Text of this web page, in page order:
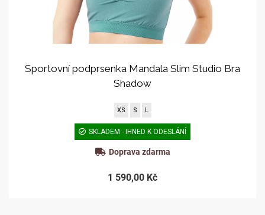
Sportovní podprsenka Mandala Slim Studio Bra
Shadow
XS S L
SKLADEM - IHNED K ODESLÁNÍ
Doprava zdarma
1 590,00 Kč